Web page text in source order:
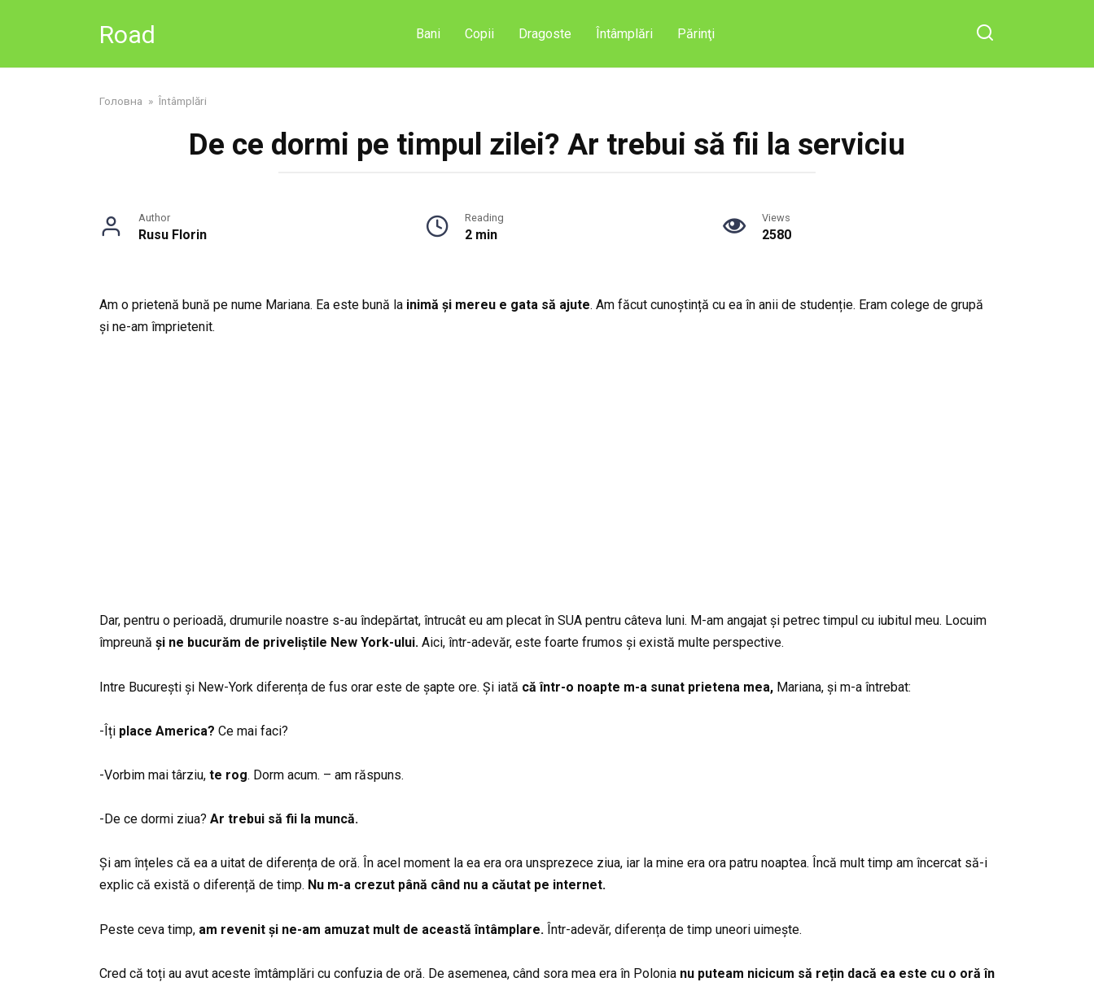
Road Bani Copii Dragoste Întâmplări Părinţi
Головна » Întâmplări
De ce dormi pe timpul zilei? Ar trebui să fii la serviciu
Author
Rusu Florin
Reading
2 min
Views
2580
Am o prietenă bună pe nume Mariana. Ea este bună la inimă și mereu e gata să ajute. Am făcut cunoștință cu ea în anii de studenție. Eram colege de grupă
și ne-am împrietenit.
Dar, pentru o perioadă, drumurile noastre s-au îndepărtat, întrucât eu am plecat în SUA pentru câteva luni. M-am angajat și petrec timpul cu iubitul meu. Locuim
împreună și ne bucurăm de priveliștile New York-ului. Aici, într-adevăr, este foarte frumos și există multe perspective.
Intre București și New-York diferența de fus orar este de șapte ore. Și iată că într-o noapte m-a sunat prietena mea, Mariana, și m-a întrebat:
-Îți place America? Ce mai faci?
-Vorbim mai târziu, te rog. Dorm acum. – am răspuns.
-De ce dormi ziua? Ar trebui să fii la muncă.
Și am înțeles că ea a uitat de diferența de oră. În acel moment la ea era ora unsprezece ziua, iar la mine era ora patru noaptea. Încă mult timp am încercat să-i
explic că există o diferență de timp. Nu m-a crezut până când nu a căutat pe internet.
Peste ceva timp, am revenit și ne-am amuzat mult de această întâmplare. Într-adevăr, diferența de timp uneori uimește.
Cred că toți au avut aceste îmtâmplări cu confuzia de oră. De asemenea, când sora mea era în Polonia nu puteam nicicum să rețin dacă ea este cu o oră în